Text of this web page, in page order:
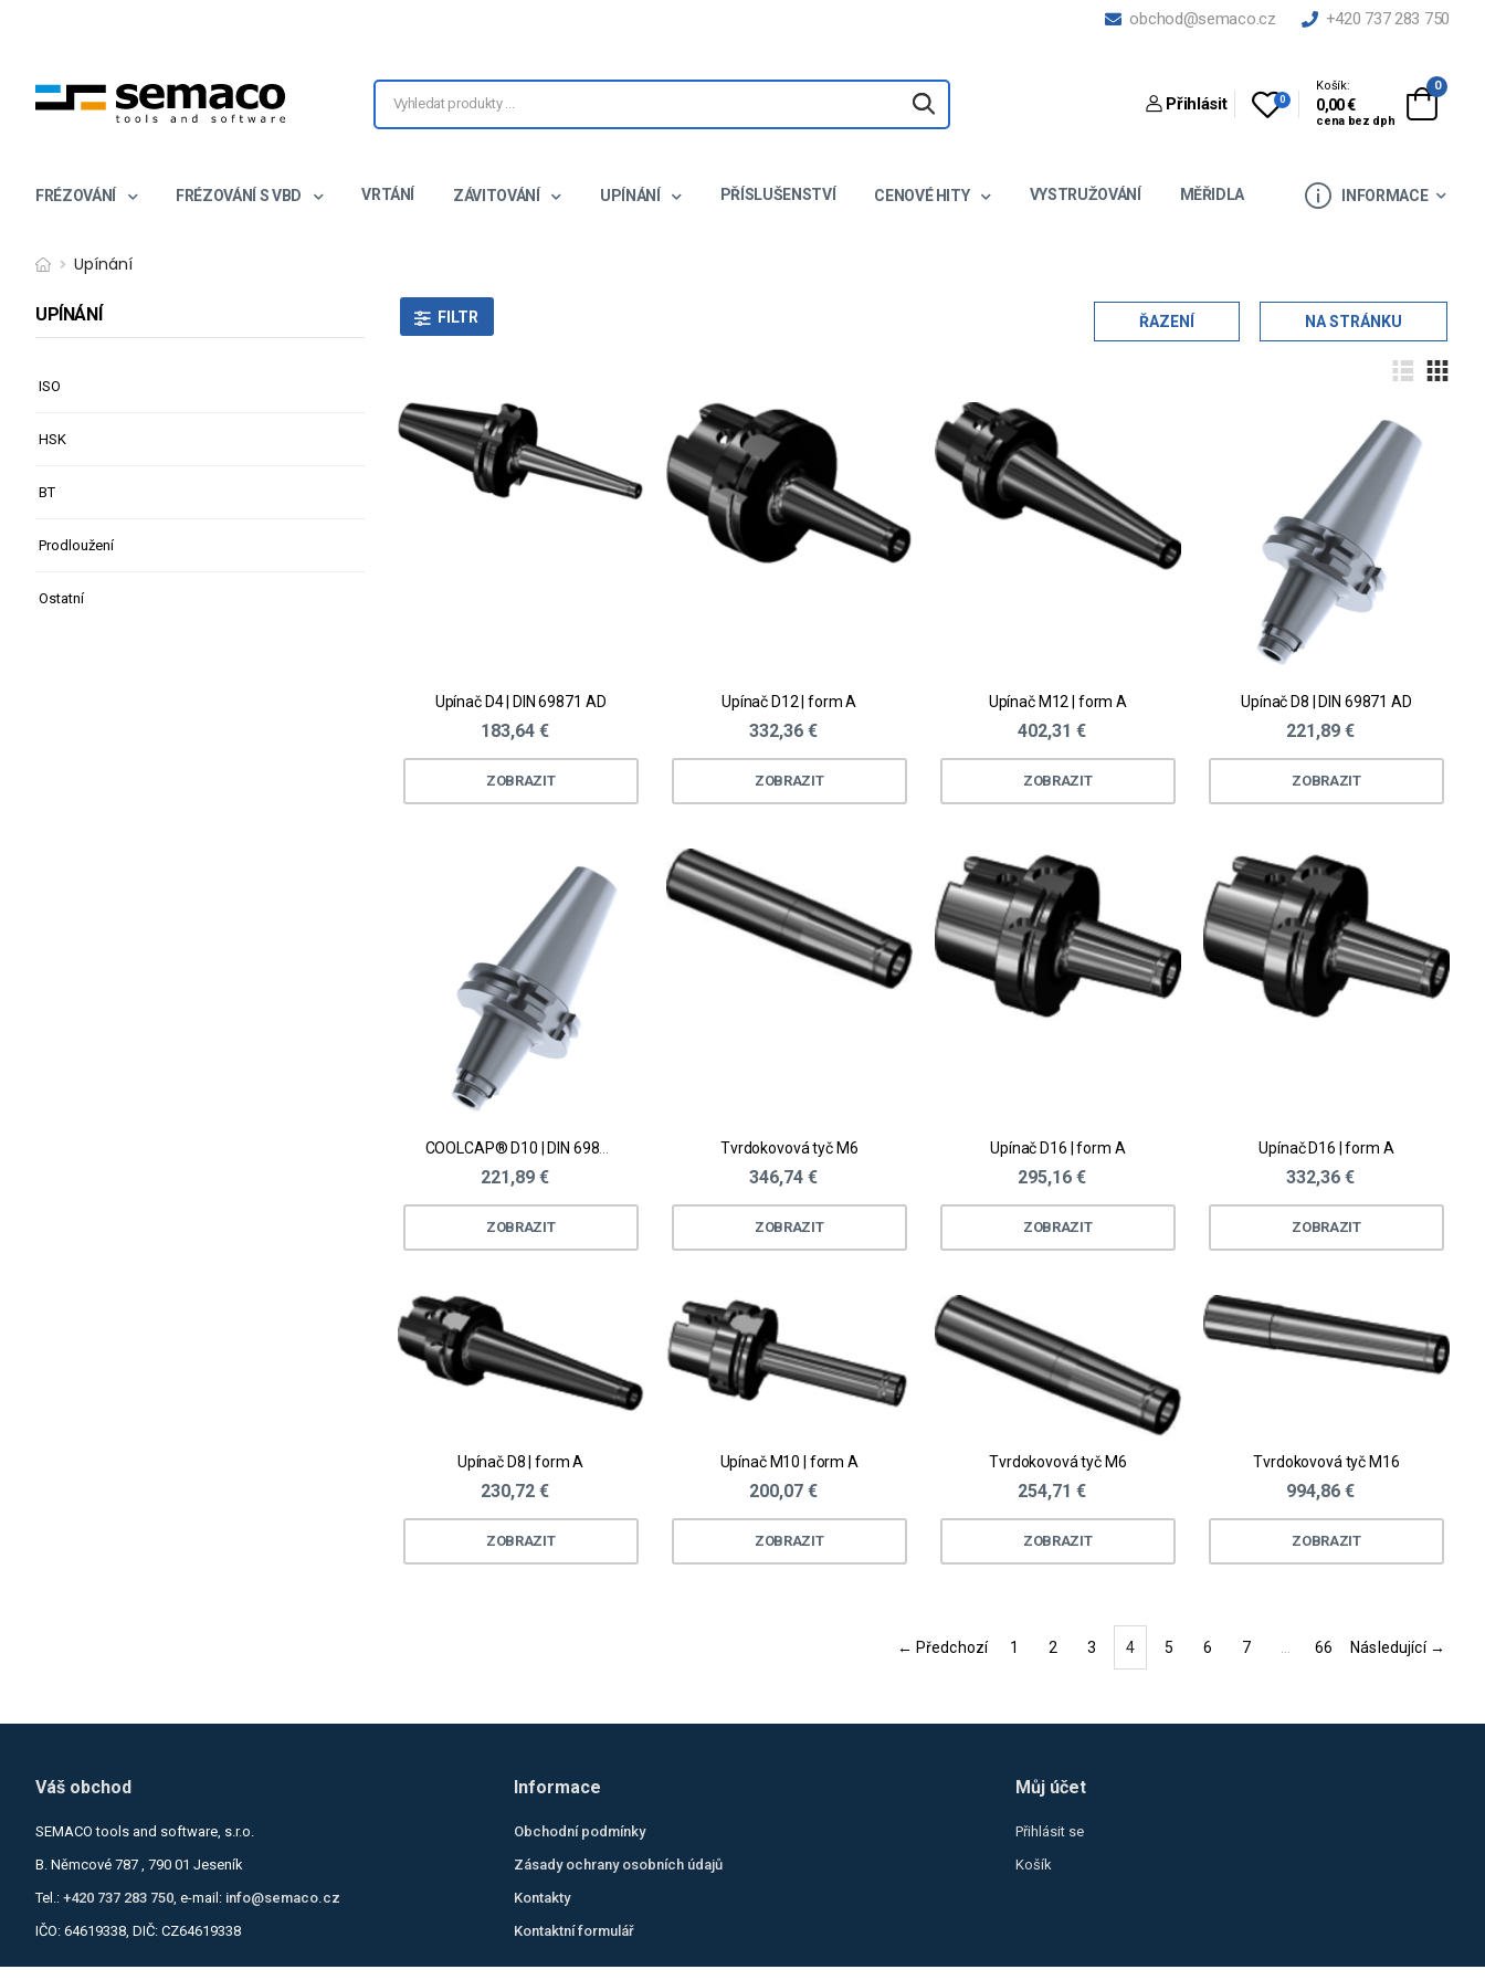
obchod@semaco.cz +420 737 283 750
Přihlásit 0
Košík:
0,00 €
cena bez dph
0
FRÉZOVÁNÍ FRÉZOVÁNÍ S VBD VRTÁNÍ ZÁVITOVÁNÍ UPÍNÁNÍ PŘÍSLUŠENSTVÍ CENOVÉ HITY VYSTRUŽOVÁNÍ MĚŘIDLA INFORMACE
Upínání
UPÍNÁNÍ
ISO
HSK
BT
Prodloužení
Ostatní
FILTR ŘAZENÍ NA STRÁNKU
Upínač D4 | DIN 69871 AD
183,64 €
ZOBRAZIT
Upínač D12 | form A
332,36 €
ZOBRAZIT
Upínač M12 | form A
402,31 €
ZOBRAZIT
Upínač D8 | DIN 69871 AD
221,89 €
ZOBRAZIT
221,89 €
ZOBRAZIT
Tvrdokovová tyč M6
346,74 €
ZOBRAZIT
Upínač D16 | form A
295,16 €
ZOBRAZIT
Upínač D16 | form A
332,36 €
ZOBRAZIT
Upínač D8 | form A
230,72 €
ZOBRAZIT
Upínač M10 | form A
200,07 €
ZOBRAZIT
Tvrdokovová tyč M6
254,71 €
ZOBRAZIT
Tvrdokovová tyč M16
994,86 €
ZOBRAZIT
← Předchozí 1 2 3 4(current)
5 6 7 66 Následující →
Váš obchod
SEMACO tools and software, s.r.o.
B. Němcové 787 , 790 01 Jeseník
Tel.: +420 737 283 750, e-mail: info@semaco.cz
IČO: 64619338, DIČ: CZ64619338
Informace
Obchodní podmínky
Zásady ochrany osobních údajů
Kontakty
Kontaktní formulář
Můj účet
Přihlásit se
Košík